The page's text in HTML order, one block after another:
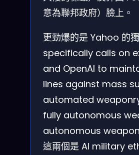
意為聯邦政府）臉上。
更勁爆的是 Yahoo 的
specifically calls on
and OpenAI to
lines against mass
automated
fully autonomous
autonomous
這兩個是 AI military